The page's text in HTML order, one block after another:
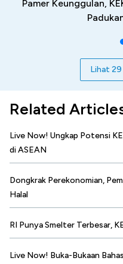
Pamer Keunggulan,
Lihat
Related
Live Now! Ungkap Potensi
di ASEAN
Dongkrak Perekonomian,
Halal
RI Punya Smelter Terbesar,
Live Now! Buka-Bukaan